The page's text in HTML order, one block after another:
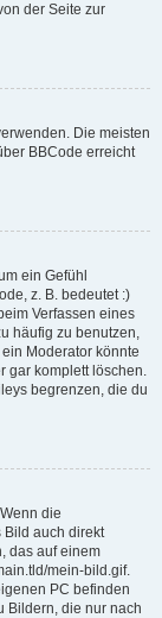
der Seite zur
Die meisten
BBCode erreicht
ein Gefühl
z. B. bedeutet :)
Verfassen eines
häufig zu benutzen,
Moderator könnte
gar komplett löschen.
begrenzen, die du
die
Bild auch direkt
das auf einem
mein-bild.gif.
PC befinden
Bildern, die nur nach